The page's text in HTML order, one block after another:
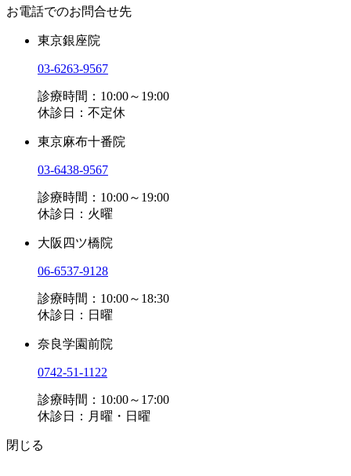
お電話でのお問合せ先
東京銀座院
03-6263-9567
診療時間：10:00～19:00
休診日：不定休
東京麻布十番院
03-6438-9567
診療時間：10:00～19:00
休診日：火曜
大阪四ツ橋院
06-6537-9128
診療時間：10:00～18:30
休診日：日曜
奈良学園前院
0742-51-1122
診療時間：10:00～17:00
休診日：月曜・日曜
閉じる